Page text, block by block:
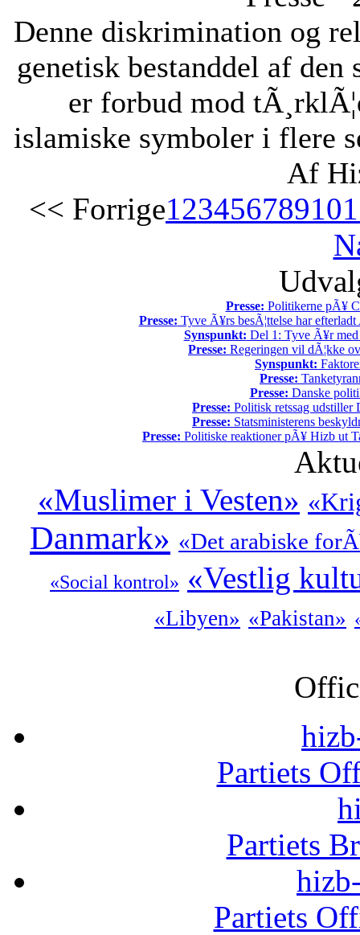
Denne diskrimination og
genetisk bestanddel af
er forbud mod
islamiske symboler i flere
Af
<< Forrige12345678910
Presse: Politikerne pÃ¥
Presse: Tyve Ã¥rs besÃ¦ttelse har
Synspunkt: Del 1: Tyve Ã¥r med
Presse: Regeringen vil dÃ¦kke
Synspunkt:
Presse:
Presse: Danske
Presse: Politisk retssag udstiller
Presse: Statsministerens
Presse: Politiske reaktioner pÃ¥ Hizb ut
«Muslimer i Vesten»
Danmark» «Det arabiske
«Social kontrol» «Vestlig
«Libyen» «Pakistan»
Partiets
Partiets
Partiets